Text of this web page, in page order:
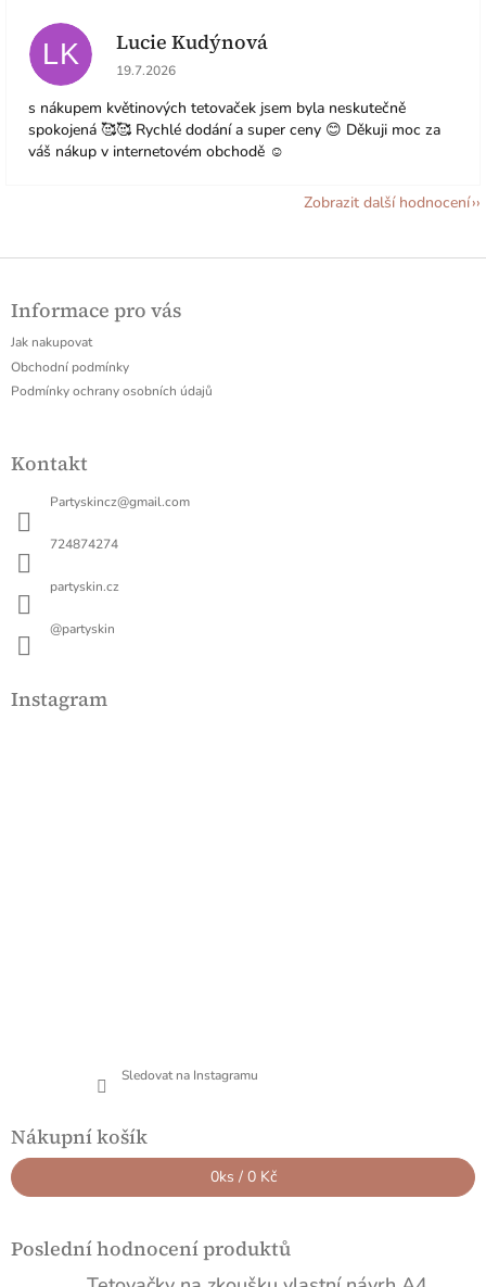
LK Lucie Kudýnová
Hodnocení obchodu je 5 z 5 hvězdiček.
19.7.2026
s nákupem květinových tetovaček jsem byla neskutečně
spokojená 🥰🥰 Rychlé dodání a super ceny 😊 Děkuji moc za
váš nákup v internetovém obchodě ☺️
Zobrazit další hodnocení
Z
pInformace pro vás
Jak nakupovat
Obchodní podmínky
Podmínky ochrany osobních údajů
Kontakt
Partyskincz@gmail.com
724874274
partyskin.cz
@partyskin
Instagram
Sledovat na Instagramu
Nákupní košík
0ks / 0 Kč
Poslední hodnocení produktů